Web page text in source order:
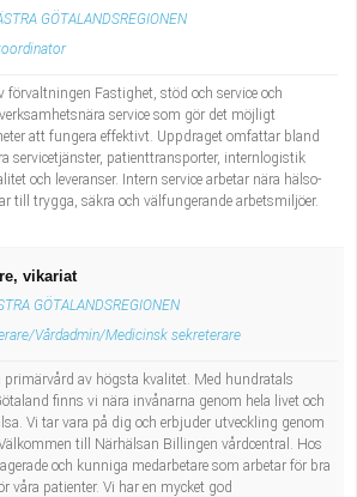
GÖTALANDSREGIONEN
förvaltningen Fastighet, stöd och service och
service som gör det möjligt
att fungera effektivt. Uppdraget omfattar bland
servicetjänster, patienttransporter, internlogistik
och leveranser. Intern service arbetar nära hälso-
till trygga, säkra och välfungerande arbetsmiljöer.
vikariat
GÖTALANDSREGIONEN
Vårdadmin/Medicinsk sekreterare
primärvård av högsta kvalitet. Med hundratals
finns vi nära invånarna genom hela livet och
Vi tar vara på dig och erbjuder utveckling genom
till Närhälsan Billingen vårdcentral. Hos
och kunniga medarbetare som arbetar för bra
våra patienter. Vi har en mycket god